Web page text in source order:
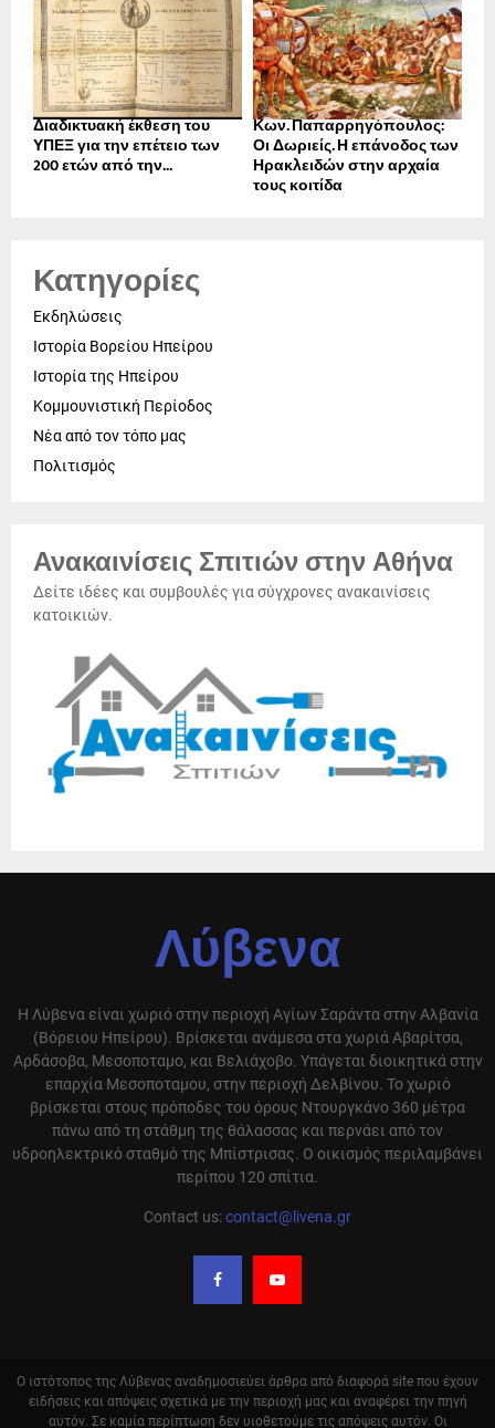
Διαδικτυακή έκθεση του
ΥΠΕΞ για την επέτειο των
200 ετών από την...
Κων. Παπαρρηγόπουλος:
Οι Δωριείς. Η επάνοδος των
Ηρακλειδών στην αρχαία
τους κοιτίδα
Κατηγορίες
Εκδηλώσεις
Ιστορία Βορείου Ηπείρου
Ιστορία της Ηπείρου
Κομμουνιστική Περίοδος
Νέα από τον τόπο μας
Πολιτισμός
Ανακαινίσεις Σπιτιών στην Αθήνα
Δείτε ιδέες και συμβουλές για σύγχρονες ανακαινίσεις
κατοικιών.
Λύβενα
Η Λύβενα είναι χωριό στην περιοχή Αγίων Σαράντα στην Αλβανία
(Βόρειου Ηπείρου). Βρίσκεται ανάμεσα στα χωριά Αβαρίτσα,
Αρδάσοβα, Μεσοποταμο, και Βελιάχοβο. Υπάγεται διοικητικά στην
επαρχία Μεσοποταμου, στην περιοχή Δελβίνου. Το χωριό
βρίσκεται στους πρόποδες του όρους Ντουργκάνο 360 μέτρα
πάνω από τη στάθμη της θάλασσας και περνάει από τον
υδροηλεκτρικό σταθμό της Μπίστρισας. Ο οικισμός περιλαμβάνει
περίπου 120 σπίτια.
Contact us:contact@livena.gr
Ο ιστότοπος της Λύβενας αναδημοσιεύει άρθρα από διαφορά site που έχουν
ειδήσεις και απόψεις σχετικά με την περιοχή μας και αναφέρει την πηγή
αυτόν. Σε καμία περίπτωση δεν υιοθετούμε τις απόψεις αυτόν. Οι